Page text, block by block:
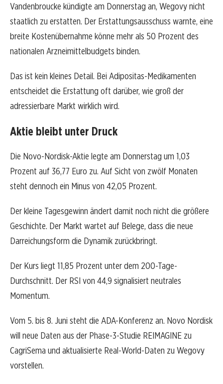
Vandenbroucke kündigte am Donnerstag an, Wegovy nicht
staatlich zu erstatten. Der Erstattungsausschuss warnte, eine
breite Kostenübernahme könne mehr als 50 Prozent des
nationalen Arzneimittelbudgets binden.
Das ist kein kleines Detail. Bei Adipositas-Medikamenten
entscheidet die Erstattung oft darüber, wie groß der
adressierbare Markt wirklich wird.
Aktie bleibt unter Druck
Die Novo-Nordisk-Aktie legte am Donnerstag um 1,03
Prozent auf 36,77 Euro zu. Auf Sicht von zwölf Monaten
steht dennoch ein Minus von 42,05 Prozent.
Der kleine Tagesgewinn ändert damit noch nicht die größere
Geschichte. Der Markt wartet auf Belege, dass die neue
Darreichungsform die Dynamik zurückbringt.
Der Kurs liegt 11,85 Prozent unter dem 200-Tage-
Durchschnitt. Der RSI von 44,9 signalisiert neutrales
Momentum.
Vom 5. bis 8. Juni steht die ADA-Konferenz an. Novo Nordisk
will neue Daten aus der Phase-3-Studie REIMAGINE zu
CagriSema und aktualisierte Real-World-Daten zu Wegovy
vorstellen.